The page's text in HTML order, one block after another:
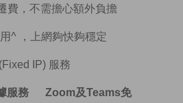
費，不需擔心額外負擔
^ ，上網夠快夠穩定
IP) 服務
服務 Zoom及Teams免